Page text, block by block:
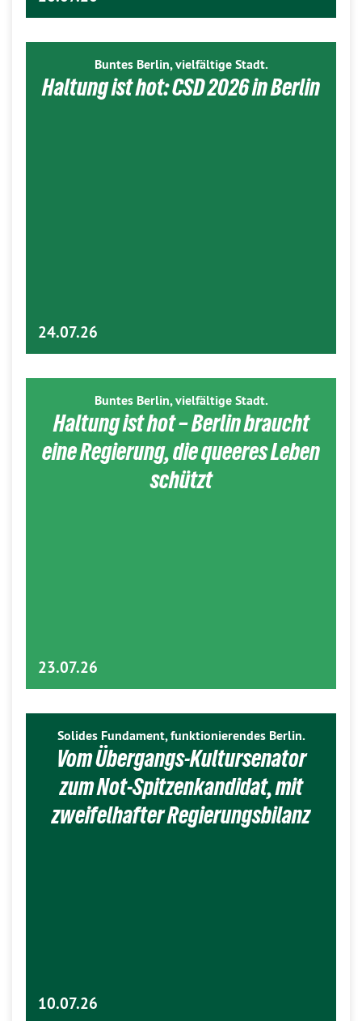
Buntes Berlin, vielfältige Stadt.
Haltung ist hot: CSD 2026 in Berlin
24.07.26
Buntes Berlin, vielfältige Stadt.
Haltung ist hot – Berlin braucht
eine Regierung, die queeres Leben
schützt
23.07.26
Solides Fundament, funktionierendes Berlin.
Vom Übergangs-Kultursenator
zum Not-Spitzenkandidat, mit
zweifelhafter Regierungsbilanz
10.07.26